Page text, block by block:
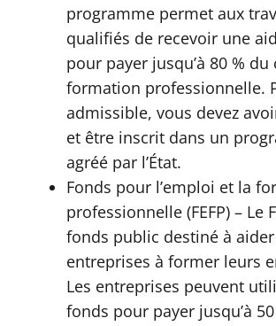
programme permet aux
qualifiés de recevoir une
pour payer jusqu’à 80 %
formation professionnelle.
admissible, vous devez
et être inscrit dans un
agréé par l’État.
Fonds pour l’emploi et la
professionnelle (FEFP) – Le
fonds public destiné à
entreprises à former leurs
Les entreprises peuvent
fonds pour payer jusqu’à